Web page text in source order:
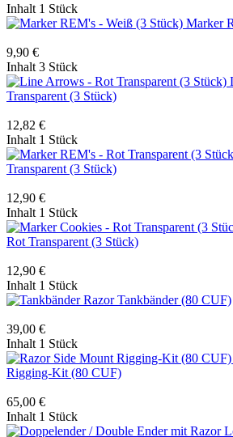
Inhalt 1 Stück
Marker
9,90 €
Inhalt 3 Stück
Transparent (3 Stück)
12,82 €
Inhalt 1 Stück
Transparent (3 Stück)
12,90 €
Inhalt 1 Stück
Rot Transparent (3 Stück)
12,90 €
Inhalt 1 Stück
Razor Tankbänder (80 CUF)
39,00 €
Inhalt 1 Stück
Rigging-Kit (80 CUF)
65,00 €
Inhalt 1 Stück